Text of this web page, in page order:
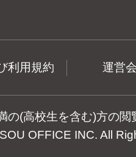
利用規約 運営
の(高校生を含む)方の閲
OFFICE INC. All